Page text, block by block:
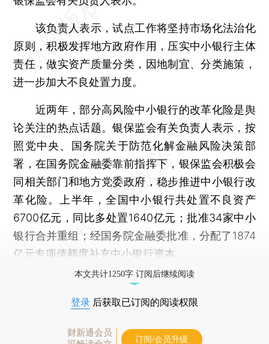
该负责人表示，试点工作将坚持市场化法治化
原则，积极发挥地方政府作用，压实中小银行主体
责任，做实资产质量分类，因地制宜、分类施策，
进一步加大不良处置力度。
近两年，部分高风险中小银行的改革化险是舆
论关注的热点话题。银保监会有关负责人表示，按
照党中央、国务院关于防范化解金融风险决策部
署，在国务院金融委靠前指挥下，银保监会积极会
同相关部门和地方党委政府，稳步推进中小银行改
革化险。上半年，全国中小银行共处置不良资产
6700亿元，同比多处置1640亿元；批准34家中小
银行合并重组；经国务院金融委批准，分配了1874
亿元专项债额度补充中小银行资本。
本文共计1250字 订阅后继续阅读
登录 后获取已订阅的阅读权限
财新通会员
订阅/会员升级